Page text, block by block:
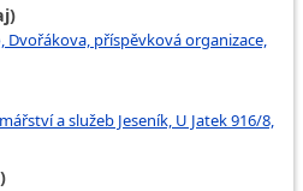
příspěvková organizace,
a služeb Jeseník, U Jatek 916/8,